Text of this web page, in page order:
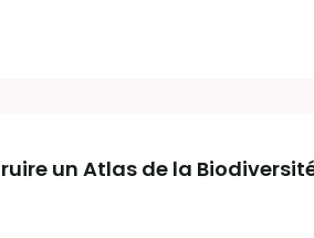
un Atlas de la